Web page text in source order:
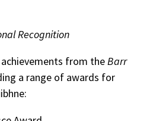
Recognition
from theBarr
a range of awards for